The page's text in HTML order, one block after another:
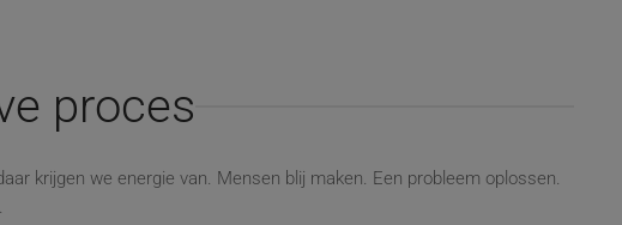
proces
krijgen we energie van. Mensen blij maken. Een probleem oplossen.